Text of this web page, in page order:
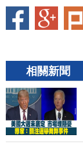
相關新聞